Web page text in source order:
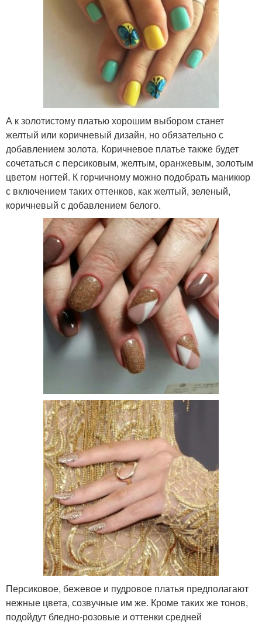
А к золотистому платью хорошим выбором станет
желтый или коричневый дизайн, но обязательно с
добавлением золота. Коричневое платье также будет
сочетаться с персиковым, желтым, оранжевым, золотым
цветом ногтей. К горчичному можно подобрать маникюр
с включением таких оттенков, как желтый, зеленый,
коричневый с добавлением белого.
Персиковое, бежевое и пудровое платья предполагают
нежные цвета, созвучные им же. Кроме таких же тонов,
подойдут бледно-розовые и оттенки средней